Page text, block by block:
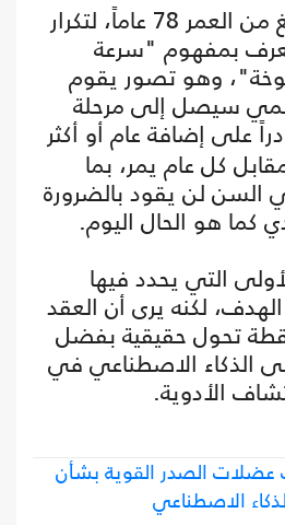
وعاد كورزويل، البالغ من العمر 78 عاماً، لتكرار
بمفهوم "سرعة
وهو تصور يقوم
سيصل إلى مرحلة
على إضافة عام أو أكثر
كل عام يمر، بما
السن لن يقود بالضرورة
كما هو الحال اليوم.
التي يحدد فيها
لكنه يرى أن العقد
تحول حقيقية بفضل
الذكاء الاصطناعي في
الأدوية.
عضلات الصدر القوية بشأن
الاصطناعي